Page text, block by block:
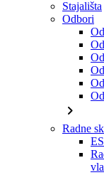
Stajališta
Odbori
chevron_right
Radne